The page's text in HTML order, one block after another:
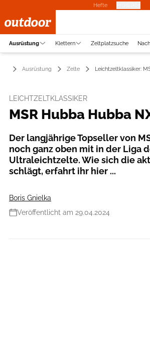
Hefte
Ausrüstung Klettern Zeltplatzsuche
Ausrüstung Zelte Leichtzeltklassiker:
LEICHTZELTKLASSIKER
MSR Hubba Hubba
Der langjährige Topseller von
noch ganz oben mit in der Liga
Ultraleichtzelte. Wie sich die
schlägt, erfahrt ihr hier ...
Boris Gnielka
Veröffentlicht am 29.04.2024